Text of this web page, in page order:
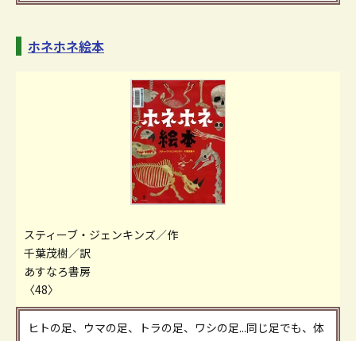
ホネホネ絵本
スティーブ・ジェンキンズ／作
千葉茂樹／訳
あすなろ書房
〈48〉
ヒトの足、ウマの足、トラの足、ワシの足...同じ足でも、体